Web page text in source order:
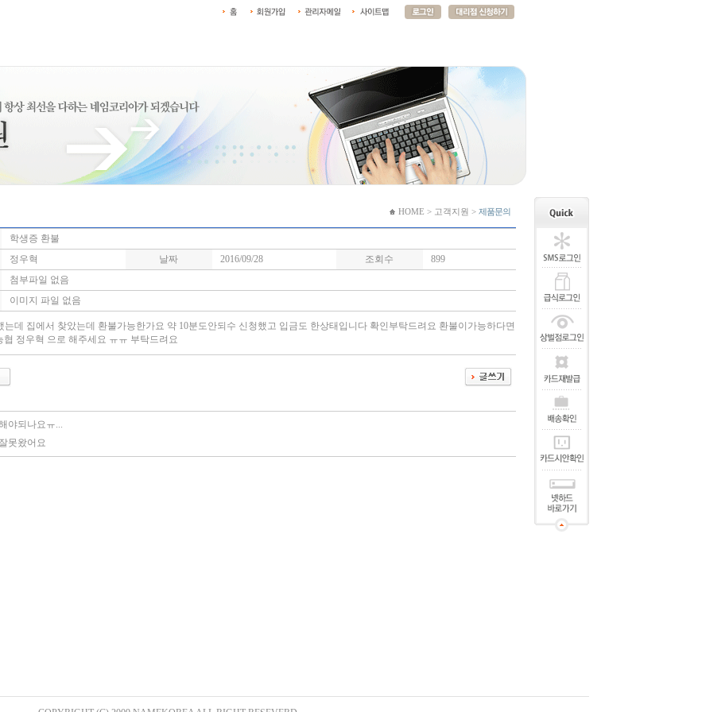
HOME > 고객지원 > 제품문의
학생증 환불
정우혁 날짜 2016/09/28 조회수
899
첨부파일 없음
이미지 파일 없음
는데 집에서 찾았는데 환불가능한가요 약 10분도안되수 신청했고 입금도 한상태입니다 확인부탁드려요 환불이가능하다면
협 정우혁 으로 해주세요 ㅠㅠ 부탁드려요
야되나요ㅠ...
못왔어요